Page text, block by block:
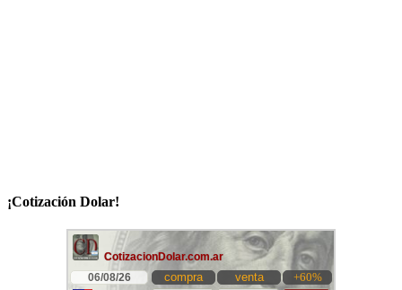
¡Cotización Dolar!